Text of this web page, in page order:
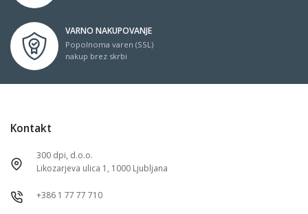
VARNO NAKUPOVANJE
Popolnoma varen (SSL)
nakup brez skrbi
Kontakt
300 dpi, d.o.o.
Likozarjeva ulica 1, 1000 Ljubljana
+386 1 77 77 710